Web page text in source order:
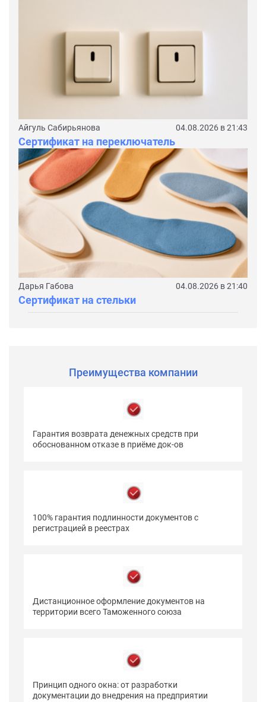
Айгуль Сабирьянова 04.08.2026 в 21:43
Сертификат на переключатель
Дарья Габова 04.08.2026 в 21:40
Сертификат на стельки
Преимущества компании
Гарантия возврата денежных средств при
обоснованном отказе в приёме док-ов
100% гарантия подлинности документов с
регистрацией в реестрах
Дистанционное оформление документов на
территории всего Таможенного союза
Принцип одного окна: от разработки
документации до внедрения на предприятии